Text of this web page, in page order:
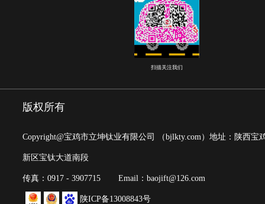
扫描关注我们
版权所有
Copyright@宝鸡市立坤钛业有限公司 （bjlkty.com） 地址：陕西宝
新区宝钛大道南段
传真：0917 - 3907715 Email：baojift@126.com
陕ICP备13008843号